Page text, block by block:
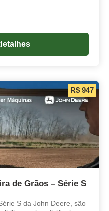
R$ 947
de Grãos – Série S
S da John Deere, são